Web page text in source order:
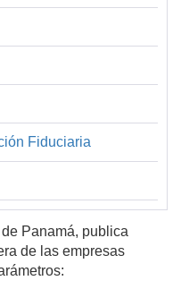
Fiduciaria
Panamá, publica
de las empresas